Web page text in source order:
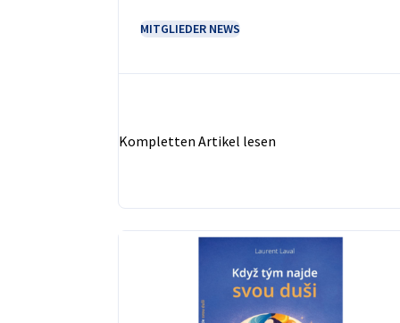
MITGLIEDER NEWS
Kompletten Artikel lesen